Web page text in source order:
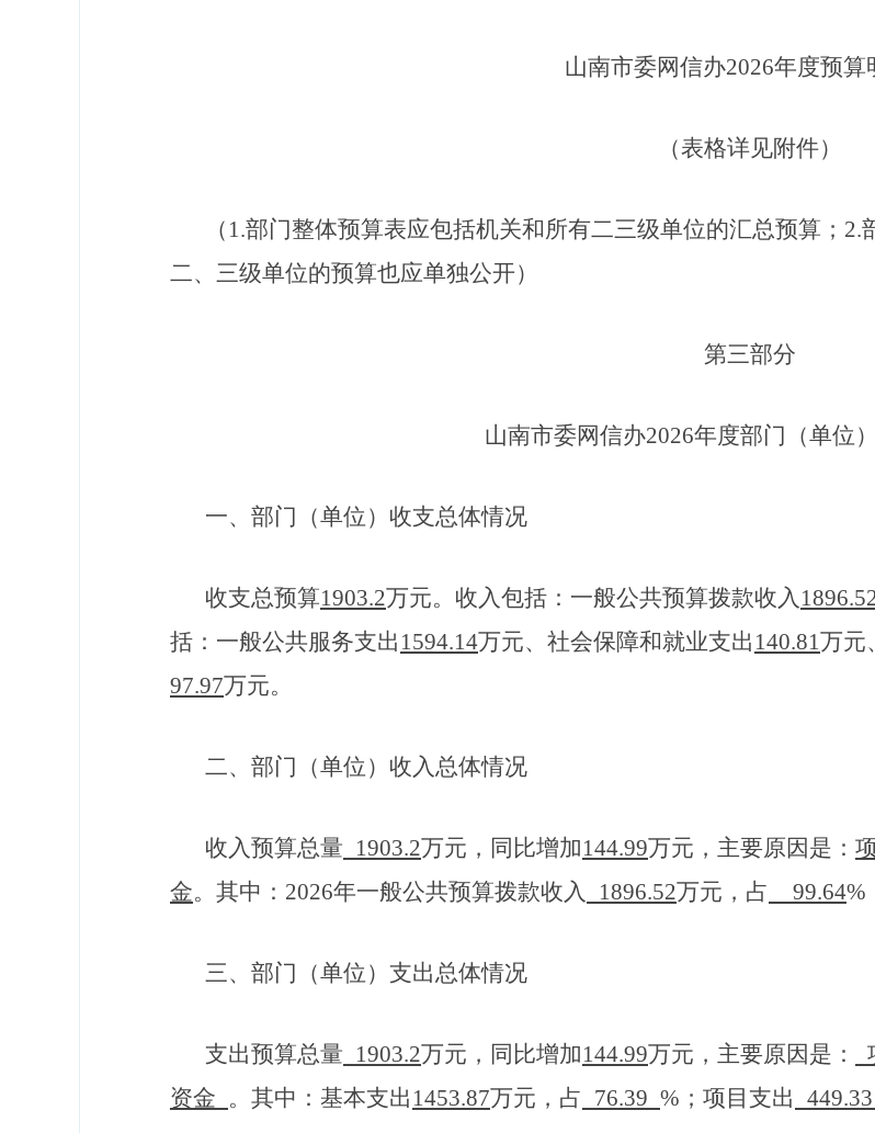
山南市委网信办2026年度预算
（表格详见附件）
（ 1.部门整体预算表应包括机关和所有二三级单位的汇总预算 ； 2.
二、三级单位的预算也应单独公开）
第三部分
山南市委网信办2026年度部门（单位
一、部门（单位）收支总体情况
收支总预算1903.2万元。收入包括： 一般公共预算拨款收入
括：一般公共服务支出 1594.14万元、社会保障和就业支出 140.81万元
97.97万元。
二、部门（单位）收入总体情况
收入预算总量 1903.2万元，同比增加144.99万元，主要原因是：
金。其中： 2026年一般公共预算拨款收入 1896.52万元，占 99.64%
三、部门（单位）支出总体情况
支出预算总量 1903.2万元，同比增加144.99万元，主要原因是：
资金 。其中：基本支出 1453.87万元，占 76.39 %；项目支出 449.33